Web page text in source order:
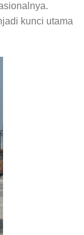
kunci utama